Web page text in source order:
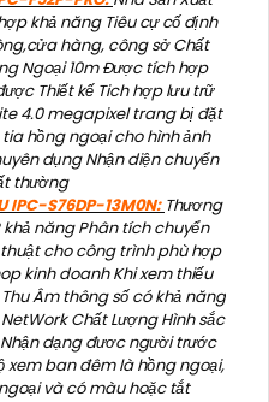
khả năng Tiêu cự cố định
hàng, công sở Chất
Ngoại 10m Được tích hợp
Thiết kế Tich hợp lưu trữ
4.0 megapixel trang bị đặt
hồng ngoại cho hình ảnh
dụng Nhận diện chuyển
thường
IPC-S76DP-13M0N: Thương
khả năng Phân tích chuyển
cho công trình phù hợp
kinh doanh Khi xem thiếu
Âm thông số có khả năng
Chất Lượng Hình sắc
dạng đươc người trước
xem ban đêm là hồng ngoại,
và có màu hoặc tắt